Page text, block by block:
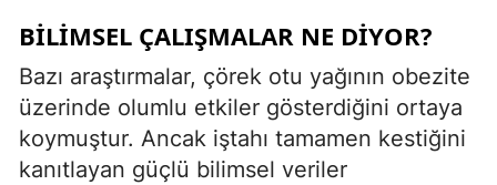
BILIMSEL ÇALIŞMALAR NE DIYOR?
Bazı araştırmalar, çörek otu yağının obezite
üzerinde olumlu etkiler gösterdiğini ortaya
koymuştur. Ancak iştahı tamamen kestiğini
kanıtlayan güçlü bilimsel veriler